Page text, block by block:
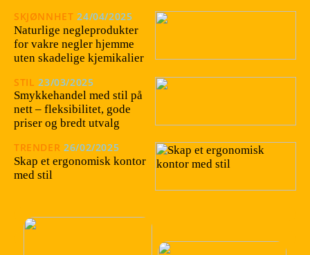
SKJØNNHET 24/04/2025
Naturlige negleprodukter
for vakre negler hjemme
uten skadelige kjemikalier
STIL 23/03/2025
Smykkehandel med stil på
nett – fleksibilitet, gode
priser og bredt utvalg
TRENDER 26/02/2025
Skap et ergonomisk kontor
med stil